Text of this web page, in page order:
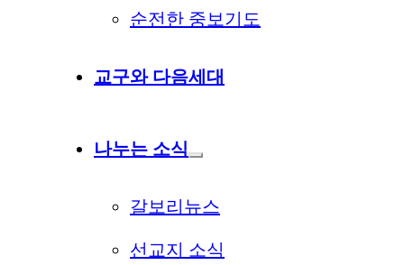
순전한 중보기도
교구와 다음세대
나누는 소식
갈보리뉴스
선교지 소식